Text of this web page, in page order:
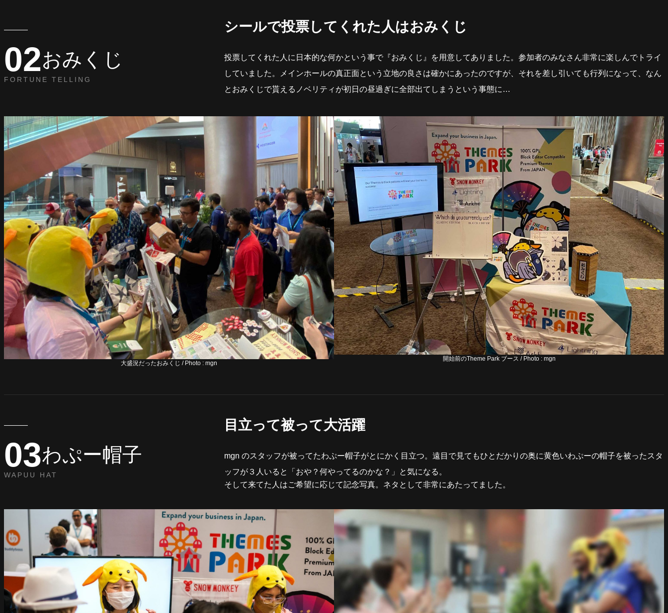
02おみくじ
FORTUNE TELLING
シールで投票してくれた人はおみくじ
投票してくれた人に日本的な何かという事で『おみくじ』を用意してありました。参加者のみなさん非常に楽しんでトライ
していました。メインホールの真正面という立地の良さは確かにあったのですが、それを差し引いても行列になって、なん
とおみくじで貰えるノベリティが初日の昼過ぎに全部出てしまうという事態に…
大盛況だったおみくじ / Photo : mgn
開始前のTheme Park ブース / Photo : mgn
03わぷー帽子
WAPUU HAT
目立って被って大活躍
mgn のスタッフが被ってたわぷー帽子がとにかく目立つ。遠目で見てもひとだかりの奥に黄色いわぷーの帽子を被ったスタ
ッフが３人いると「おや？何やってるのかな？」と気になる。
そして来てた人はご希望に応じて記念写真。ネタとして非常にあたってました。